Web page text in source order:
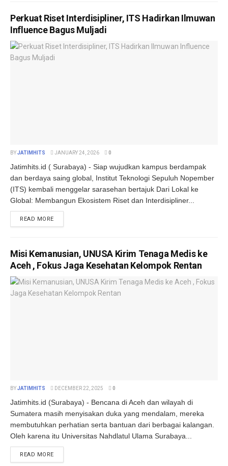
Perkuat Riset Interdisipliner, ITS Hadirkan Ilmuwan
Influence Bagus Muljadi
BYJATIMHITS JANUARY 24, 2026 0
Jatimhits.id ( Surabaya) - Siap wujudkan kampus berdampak
dan berdaya saing global, Institut Teknologi Sepuluh Nopember
(ITS) kembali menggelar sarasehan bertajuk Dari Lokal ke
Global: Membangun Ekosistem Riset dan Interdisipliner...
READ MOREDETAILS
Misi Kemanusian, UNUSA Kirim Tenaga Medis ke
Aceh , Fokus Jaga Kesehatan Kelompok Rentan
BYJATIMHITS DECEMBER 22, 2025 0
Jatimhits.id (Surabaya) - Bencana di Aceh dan wilayah di
Sumatera masih menyisakan duka yang mendalam, mereka
membutuhkan perhatian serta bantuan dari berbagai kalangan.
Oleh karena itu Universitas Nahdlatul Ulama Surabaya...
READ MOREDETAILS